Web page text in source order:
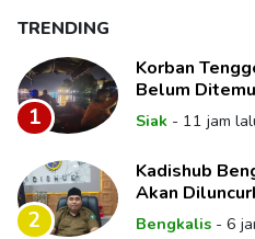
TRENDING
1
Korban
Belum
Lanjutkan
Siak - 11 jam
2
Kadishub
Akan
Paripurnakan
Bengkalis - 6